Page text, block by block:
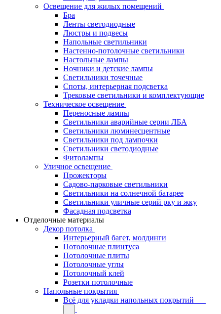
Освещение для жилых помещений
Бра
Ленты светодиодные
Люстры и подвесы
Напольные светильники
Настенно-потолочные светильники
Настольные лампы
Ночники и детские лампы
Светильники точечные
Споты, интерьерная подсветка
Трековые светильники и комплектующие
Техническое освещение
Переносные лампы
Светильники аварийные серии ЛБА
Светильники люминесцентные
Светильники под лампочки
Светильники светодиодные
Фитолампы
Уличное освещение
Прожекторы
Садово-парковые светильники
Светильники на солнечной батарее
Светильники уличные серий рку и жку
Фасадная подсветка
Отделочные материалы
Декор потолка
Интерьерный багет, молдинги
Потолочные плинтуса
Потолочные плиты
Потолочные углы
Потолочный клей
Розетки потолочные
Напольные покрытия
Всё для укладки напольных покрытий